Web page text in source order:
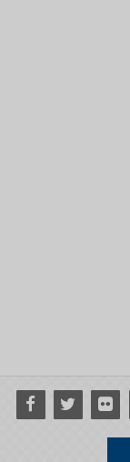
Facebook
Twitter Flickr